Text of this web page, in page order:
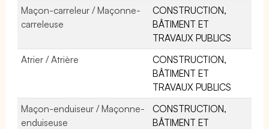
Maçon-carreleur / Maçonne-
carreleuse
CONSTRUCTION,
BÂTIMENT ET
TRAVAUX PUBLICS
Atrier / Atrière
CONSTRUCTION,
BÂTIMENT ET
TRAVAUX PUBLICS
Maçon-enduiseur / Maçonne-
enduiseuse
CONSTRUCTION,
BÂTIMENT ET